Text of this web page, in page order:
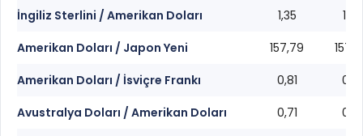
İngiliz Sterlini / Amerikan Doları
1,35
1,35
Amerikan Doları / Japon Yeni
157,79
Amerikan Doları / İsviçre Frankı
0,81
0,81
Avustralya Doları / Amerikan Doları
0,71
0,71